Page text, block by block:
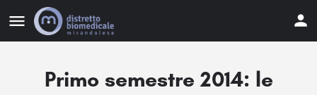
Primo semestre 2014: le